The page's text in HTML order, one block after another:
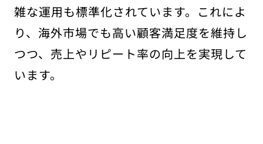
雑な運用も標準化されています。これによ
り、海外市場でも高い顧客満足度を維持し
つつ、売上やリピート率の向上を実現して
います。